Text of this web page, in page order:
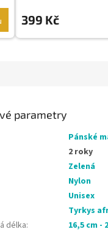
399 Kč
parametry
Pánské
2 roky
Zelená
Nylon
Unisex
Tyrkys
délka:
16,5 cm -